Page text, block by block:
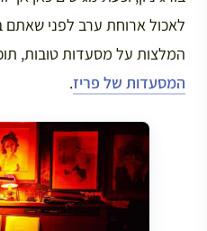
לאכול ארוחת ערב לפני
המלצות על מסעדות טובות,
המסעדות של פריז.